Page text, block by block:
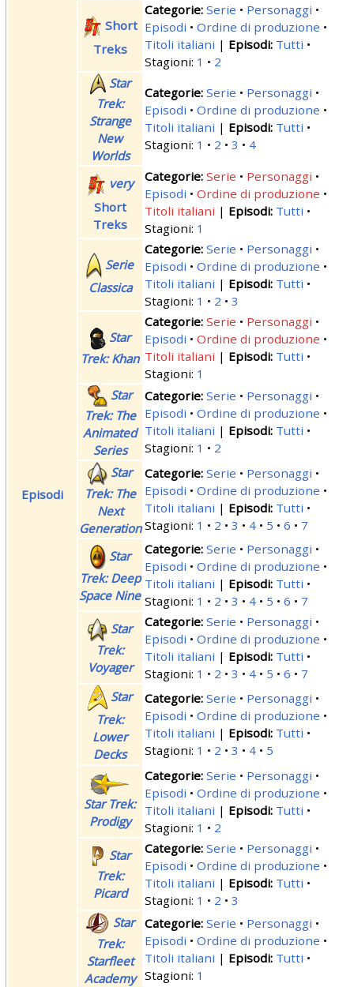
Episodi
Short
Treks
Serie
Personaggi
Episodi
Ordine di produzione
Titoli italiani |
Tutti
Stagioni: 1
2
Star
Trek:
Strange
New
Worlds
Serie
Personaggi
Episodi
Ordine di produzione
Titoli italiani |
Tutti
Stagioni: 1 2 3 4
very
Short
Treks
Serie
Personaggi
Episodi
Ordine di produzione
Titoli italiani |
Tutti
Stagioni: 1
Serie
Classica
Serie
Personaggi
Episodi
Ordine di produzione
Titoli italiani |
Tutti
Stagioni: 1 2 3
Star
Trek: Khan
Serie
Personaggi
Episodi
Ordine di produzione
Titoli italiani |
Tutti
Stagioni: 1
Star
Trek: The
Animated
Series
Serie
Personaggi
Episodi
Ordine di produzione
Titoli italiani |
Tutti
Stagioni: 1
2
Star
Trek: The
Next
Generation
Serie
Personaggi
Episodi
Ordine di produzione
Titoli italiani |
Tutti
Stagioni: 1 2 3 4 5 6
7
Star
Trek: Deep
Space Nine
Serie
Personaggi
Episodi
Ordine di produzione
Titoli italiani |
Tutti
Stagioni: 1 2 3 4 5 6
7
Star
Trek:
Voyager
Serie
Personaggi
Episodi
Ordine di produzione
Titoli italiani |
Tutti
Stagioni: 1 2 3 4 5 6
7
Star
Trek:
Lower
Decks
Serie
Personaggi
Episodi
Ordine di produzione
Titoli italiani |
Tutti
Stagioni: 1 2 3 4 5
Star Trek:
Prodigy
Serie
Personaggi
Episodi
Ordine di produzione
Titoli italiani |
Tutti
Stagioni: 1
2
Star
Trek:
Picard
Serie
Personaggi
Episodi
Ordine di produzione
Titoli italiani |
Tutti
Stagioni: 1 2
3
Star
Trek:
Starfleet
Academy
Serie
Personaggi
Episodi
Ordine di produzione
Titoli italiani |
Tutti
Stagioni: 1